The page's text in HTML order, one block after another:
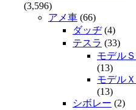
(3,596)
アメ車 (66)
ダッヂ(4)
テスラ (33)
モデルＳ
(13)
モデルＸ
(13)
シボレー (2)